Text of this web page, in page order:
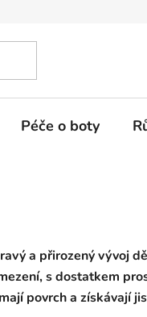
Péče o boty
a přirozený vývoj
s dostatkem
povrch a získávají